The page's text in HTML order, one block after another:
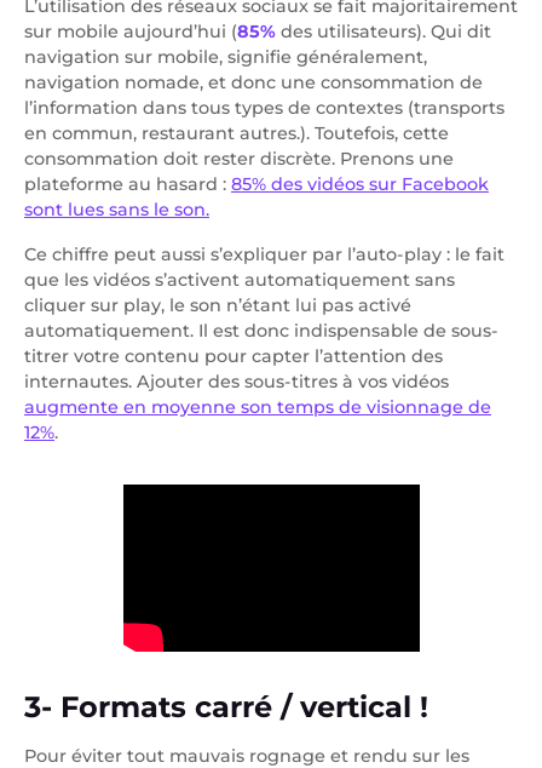
L’utilisation des réseaux sociaux se fait majoritairement
sur mobile aujourd’hui (85% des utilisateurs). Qui dit
navigation sur mobile, signifie généralement,
navigation nomade, et donc une consommation de
l’information dans tous types de contextes (transports
en commun, restaurant autres.). Toutefois, cette
consommation doit rester discrète. Prenons une
plateforme au hasard : 85% des vidéos sur Facebook
sont lues sans le son.
Ce chiffre peut aussi s’expliquer par l’auto-play : le fait
que les vidéos s’activent automatiquement sans
cliquer sur play, le son n’étant lui pas activé
automatiquement. Il est donc indispensable de sous-
titrer votre contenu pour capter l’attention des
internautes. Ajouter des sous-titres à vos vidéos
augmente en moyenne son temps de visionnage de
12%.
3- Formats carré / vertical !
Pour éviter tout mauvais rognage et rendu sur les